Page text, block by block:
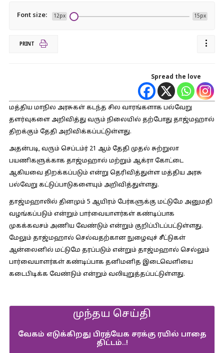
Font size: 12px 15px
PRINT
Spread the love
மத்திய மாநில அரசுகள் கடந்த சில வாரங்களாக பல்வேறு
தளர்வுகளை அறிவித்து வரும் நிலையில் தற்போது தாஜ்மஹால்
திறக்கும் தேதி அறிவிக்கப்பட்டுள்ளது.
அதன்படி, வரும் செப்டம்ர் 21 ஆம் தேதி முதல் சுற்றுலா
பயணிகளுக்காக தாஜ்மஹால் மற்றும் ஆக்ரா கோட்டை
ஆகியவை திறக்கப்படும் என்று தெரிவித்துள்ள மத்திய அரசு
பல்வேறு கட்டுப்பாடுகளையும் அறிவித்துள்ளது.
தாஜ்மஹாலில் தினமும் 5 ஆயிரம் பேர்களுக்கு மட்டுமே அனுமதி
வழங்கப்படும் என்றும் பார்வையாளர்கள் கண்டிப்பாக
முகக்கவசம் அணிய வேண்டும் என்றும் குறிப்பிடப்பட்டுள்ளது.
மேலும் தாஜ்மஹால் செல்வதற்கான நுழைவுச் சீட்டுகள்
ஆன்லைனில் மட்டுமே தரப்படும் என்றும் தாஜ்மஹால் செல்லும்
பார்வையாளர்கள் கண்டிப்பாக தனிமனித இடைவெளியை
கடைபிடிக்க வேண்டும் என்றும் வலியுறுத்தப்பட்டுள்ளது.
முந்தய செய்தி
வேகம் எடுக்கிறது பிரத்யேக சரக்கு ரயில் பாதை
திட்டம்..!